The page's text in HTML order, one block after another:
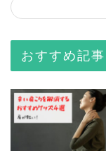
おすすめ記事